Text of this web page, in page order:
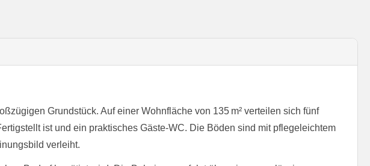
Grundstück. Auf einer Wohnfläche von 135 m² verteilen sich fünf
ist und ein praktisches Gäste-WC. Die Böden sind mit pflegeleichtem
verleiht.